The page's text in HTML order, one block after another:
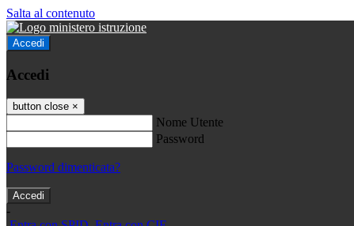
Salta al contenuto
Accedi
Accedi
button close ×
Nome Utente
Password
Password dimenticata?
-